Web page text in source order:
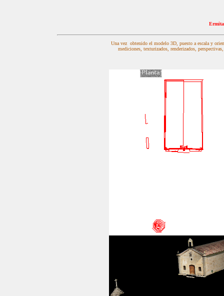
Una vez obtenido el modelo 3D, puesto a escala y
mediciones, texturizados, renderizados,